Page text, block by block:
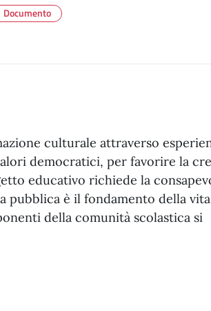
Documento
culturale attraverso
democratici, per favorire la
educativo richiede la
pubblica è il fondamento della vita
della comunità scolastica si